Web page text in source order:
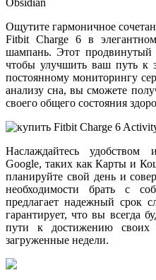
Ощутите гармоничное
Fitbit Charge 6 в
шампань. Этот продвинутый
чтобы улучшить ваш путь к
постоянному мониторингу
анализу сна, вы сможете
своего общего состояния
Наслаждайтесь удобством
Google, таких как Карты и
планируйте свой день и
необходимости брать с
предлагает надежный срок
гарантирует, что вы всегда
пути к достижению своих
загруженные недели.